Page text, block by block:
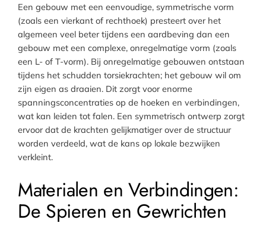
Een gebouw met een eenvoudige, symmetrische vorm
(zoals een vierkant of rechthoek) presteert over het
algemeen veel beter tijdens een aardbeving dan een
gebouw met een complexe, onregelmatige vorm (zoals
een L- of T-vorm). Bij onregelmatige gebouwen ontstaan
tijdens het schudden torsiekrachten; het gebouw wil om
zijn eigen as draaien. Dit zorgt voor enorme
spanningsconcentraties op de hoeken en verbindingen,
wat kan leiden tot falen. Een symmetrisch ontwerp zorgt
ervoor dat de krachten gelijkmatiger over de structuur
worden verdeeld, wat de kans op lokale bezwijken
verkleint.
Materialen en Verbindingen:
De Spieren en Gewrichten